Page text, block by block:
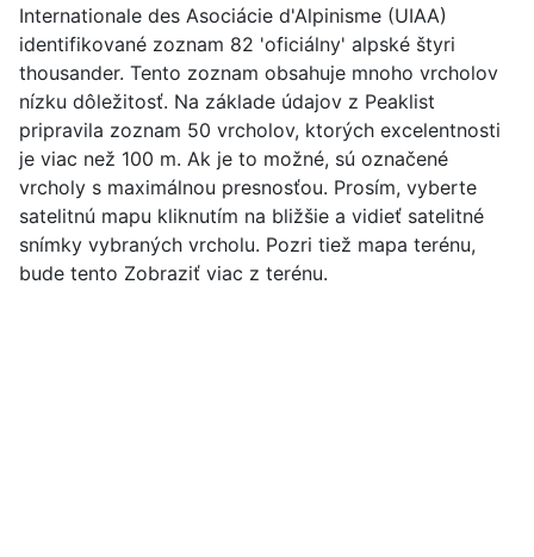
Internationale des Asociácie d'Alpinisme (UIAA)
identifikované zoznam 82 'oficiálny' alpské štyri
thousander. Tento zoznam obsahuje mnoho vrcholov
nízku dôležitosť. Na základe údajov z Peaklist
pripravila zoznam 50 vrcholov, ktorých excelentnosti
je viac než 100 m. Ak je to možné, sú označené
vrcholy s maximálnou presnosťou. Prosím, vyberte
satelitnú mapu kliknutím na bližšie a vidieť satelitné
snímky vybraných vrcholu. Pozri tiež mapa terénu,
bude tento Zobraziť viac z terénu.